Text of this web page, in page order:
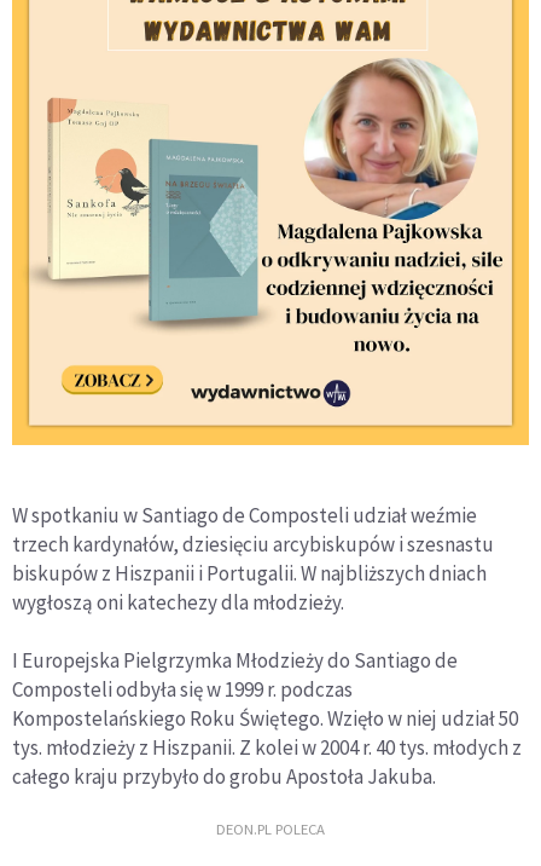
W spotkaniu w Santiago de Composteli udział weźmie
trzech kardynałów, dziesięciu arcybiskupów i szesnastu
biskupów z Hiszpanii i Portugalii. W najbliższych dniach
wygłoszą oni katechezy dla młodzieży.
I Europejska Pielgrzymka Młodzieży do Santiago de
Composteli odbyła się w 1999 r. podczas
Kompostelańskiego Roku Świętego. Wzięło w niej udział 50
tys. młodzieży z Hiszpanii. Z kolei w 2004 r. 40 tys. młodych z
całego kraju przybyło do grobu Apostoła Jakuba.
DEON.PL POLECA